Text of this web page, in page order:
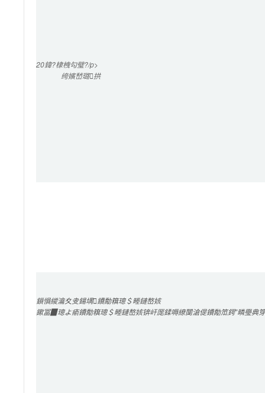
20鍏?棣栧勾璧?/p>
绔嬪嵆璐拱
鎻愪緵瀹夊叏鍚堣鐨勪簯璁＄畻鏈嶅姟
鏉冨▉璁よ瘉鐨勪簯璁＄畻鏈嶅姟锛屽厖鍒嗕繚闅滄偍鐨勪笟鍔″疄璺典